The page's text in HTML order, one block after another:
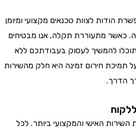
לצוות טכנאים מקצועי ומיומן
מתעוררת תקלה, אנו מבטיחים
להמשיך לעסוק בעבודתכם ללא
חירום זמינה היא חלק מהשירות
האישי והמקצועי ביותר. לכל